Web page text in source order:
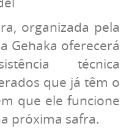
organizada pela
Gehaka oferecerá
técnica
que já têm o
que ele funcione
próxima safra.